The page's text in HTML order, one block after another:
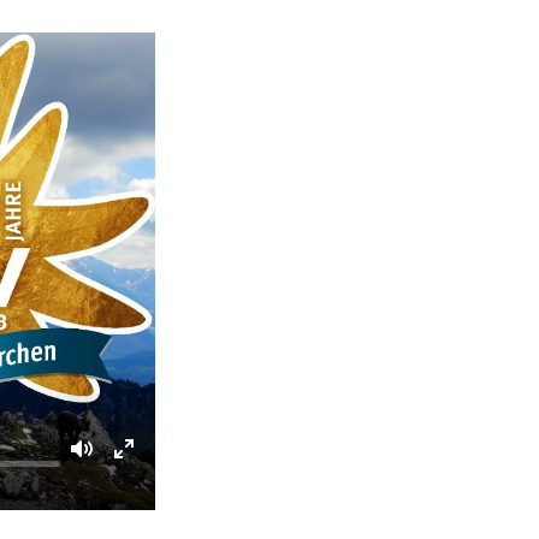
MuteEnter
fullscreen